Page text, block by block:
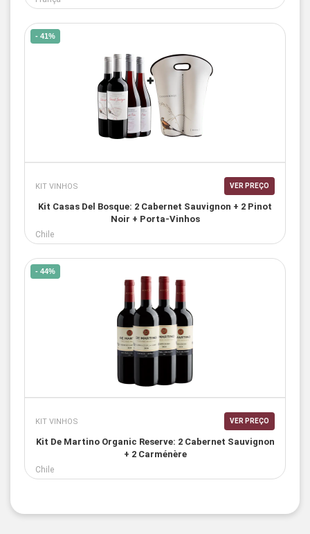
- 41%
KIT VINHOS VER PREÇO
Kit Casas Del Bosque: 2 Cabernet Sauvignon + 2 Pinot
Noir + Porta-Vinhos
Chile
- 44%
KIT VINHOS VER PREÇO
Kit De Martino Organic Reserve: 2 Cabernet Sauvignon
+ 2 Carménère
Chile